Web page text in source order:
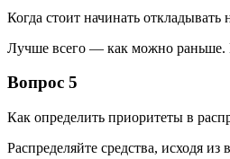
Когда стоит начинать откладывать
Лучше всего — как можно раньше.
Вопрос 5
Как определить приоритеты в
Распределяйте средства, исходя